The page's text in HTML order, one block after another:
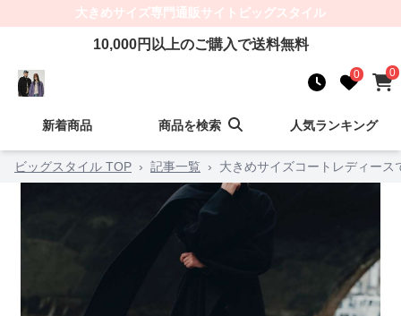
大きめサイズ専門通販サイト ビッグスタイル
10,000円以上のご購入で送料無料
0 0
新着商品 商品を検索 人気ランキング
ビッグスタイル TOP › 記事一覧 › 大きめサイズコートレディー